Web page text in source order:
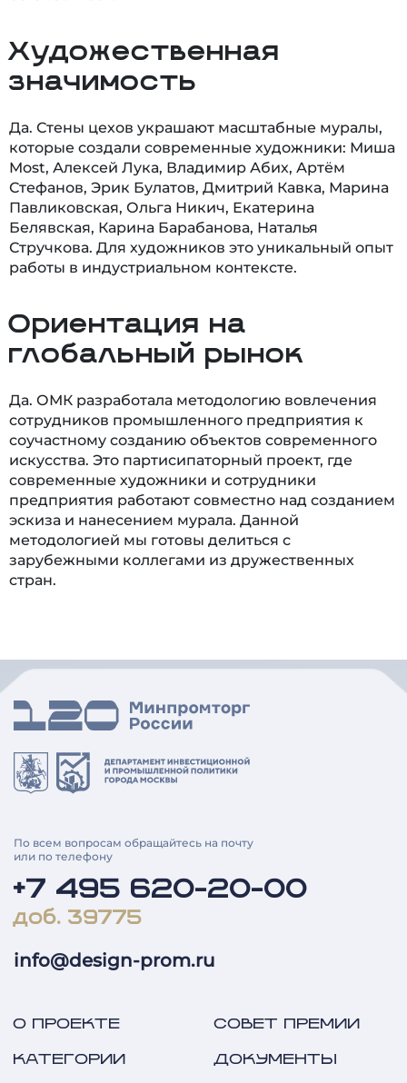
Художественная
значимость
Да. Стены цехов украшают масштабные муралы,
которые создали современные художники: Миша
Most, Алексей Лука, Владимир Абих, Артём
Стефанов, Эрик Булатов, Дмитрий Кавка, Марина
Павликовская, Ольга Никич, Екатерина
Белявская, Карина Барабанова, Наталья
Стручкова. Для художников это уникальный опыт
работы в индустриальном контексте.
Ориентация на
глобальный рынок
Да. ОМК разработала методологию вовлечения
сотрудников промышленного предприятия к
соучастному созданию объектов современного
искусства. Это партисипаторный проект, где
современные художники и сотрудники
предприятия работают совместно над созданием
эскиза и нанесением мурала. Данной
методологией мы готовы делиться с
зарубежными коллегами из дружественных
стран.
По всем вопросам обращайтесь на почту
или по телефону
+7 495 620-20-00
доб. 39775
info@design-prom.ru
О ПРОЕКТЕ
КАТЕГОРИИ
СОВЕТ ПРЕМИИ
ДОКУМЕНТЫ